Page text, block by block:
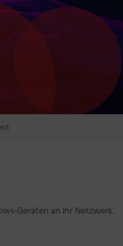
Geräten an Ihr Netzwerk.